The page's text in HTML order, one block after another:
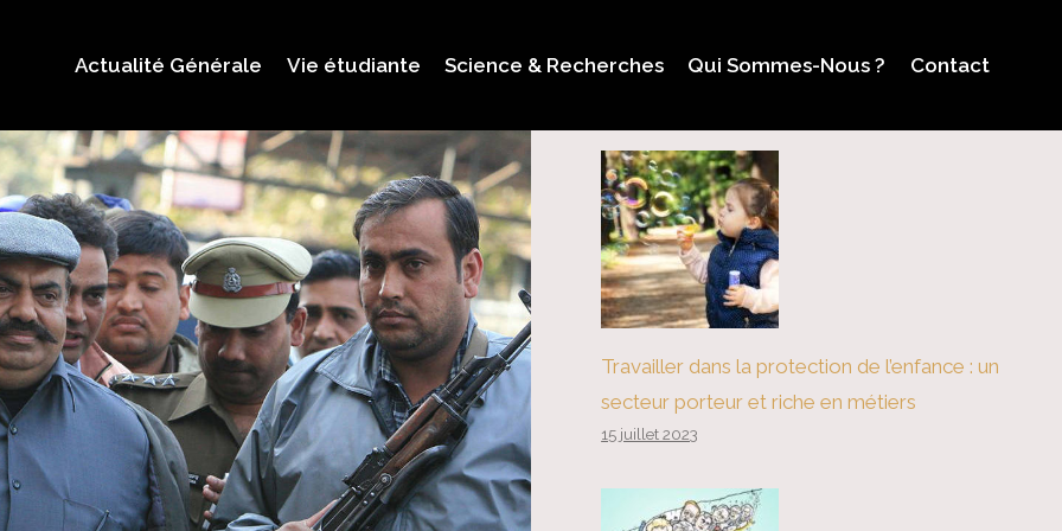
Actualité Générale Vie étudiante Science & Recherches Qui Sommes-Nous ? Contact
Travailler dans la protection de l’enfance : un
secteur porteur et riche en métiers
15 juillet 2023